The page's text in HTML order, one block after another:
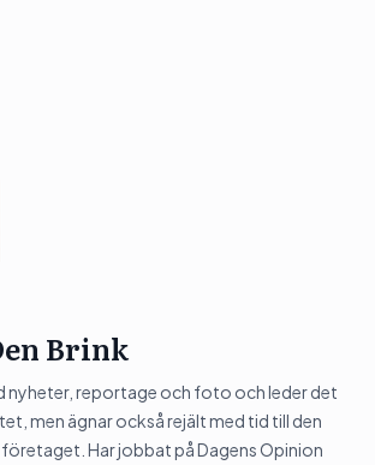
Brink
nyheter, reportage och foto och leder det
men ägnar också rejält med tid till den
Har jobbat på Dagens Opinion